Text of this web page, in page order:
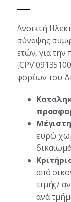
Ανοικτή
σύναψης
ετών, για την
(CPV
φορέων του
ευρώ
από
τιμής/
ανά